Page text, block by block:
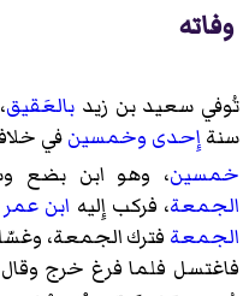
وفاته
تُوفي سعيد بن زيد بالعَقيق
سنةإِحدى وخمسينفي
خمسين، وهو ابن بضع
الجمعة، فركب إِليه ابن عمر
الجمعة فترك الجمعة،
فاغتسل فلما فرغ خرج